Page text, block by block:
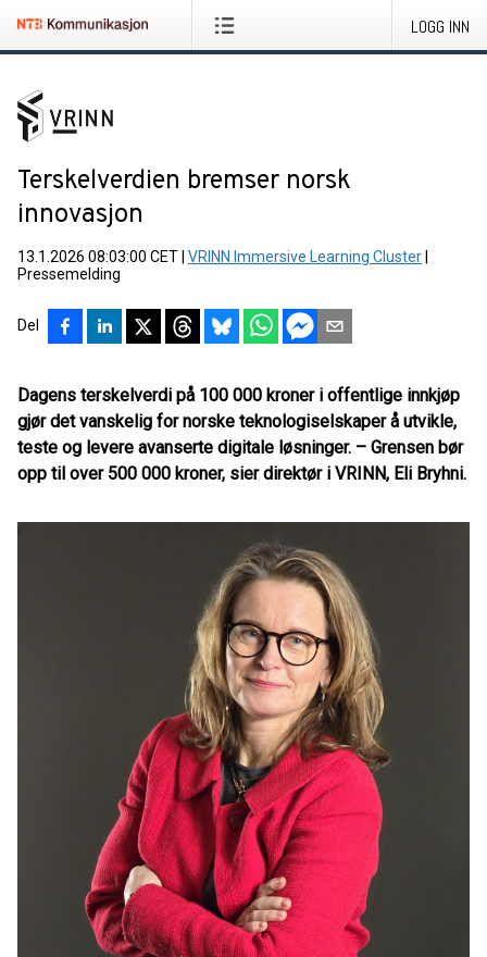
LOGG INN
Terskelverdien bremser norsk
innovasjon
13.1.2026 08:03:00 CET VRINN Immersive Learning Cluster
Pressemelding
Del
Dagens terskelverdi på 100 000 kroner i offentlige innkjøp
gjør det vanskelig for norske teknologiselskaper å utvikle,
teste og levere avanserte digitale løsninger. – Grensen bør
opp til over 500 000 kroner, sier direktør i VRINN, Eli Bryhni.